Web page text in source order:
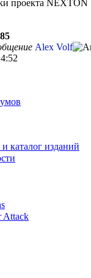
проекта NEXTON
Alex Volf
каталог изданий
Attack